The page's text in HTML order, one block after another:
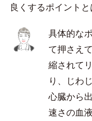
良くするポイントと
具体的な
て押さえ
縮されて
り、じわ
心臓から
速さの血